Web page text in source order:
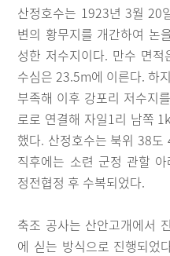
산정호수는 1923년 3월 20
변의 황무지를 개간하여 논
성한 저수지이다. 만수 면
수심은 23.5m에 이른다. 하
부족해 이후 강포리 저수지
로로 연결해 자일1리 남쪽
했다. 산정호수는 북위 38
직후에는 소련 군정 관할
정전협정 후 수복되었다.
축조 공사는 산안고개에서
에 싣는 방식으로 진행되었